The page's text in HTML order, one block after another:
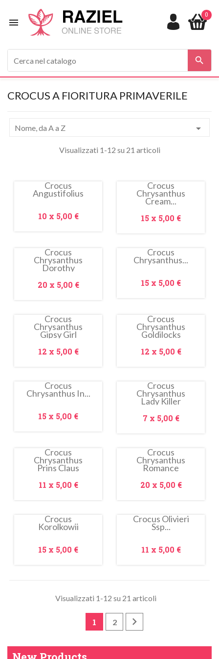

0

CROCUS A FIORITURA PRIMAVERILE
Nome, da A a Z 
Visualizzati 1-12 su 21 articoli
Crocus
Angustifolius
Prezzo
10 x 5,00 €
Crocus
Chrysanthus
Cream...
Prezzo
15 x 5,00 €
Crocus
Chrysanthus
Dorothy
Prezzo
20 x 5,00 €
Crocus
Chrysanthus...
Prezzo
15 x 5,00 €
Crocus
Chrysanthus
Gipsy Girl
Prezzo
12 x 5,00 €
Crocus
Chrysanthus
Goldilocks
Prezzo
12 x 5,00 €
Crocus
Chrysanthus In...
Prezzo
15 x 5,00 €
Crocus
Chrysanthus
Lady Killer
Prezzo
7 x 5,00 €
Crocus
Chrysanthus
Prins Claus
Prezzo
11 x 5,00 €
Crocus
Chrysanthus
Romance
Prezzo
20 x 5,00 €
Crocus
Korolkowii
Prezzo
15 x 5,00 €
Crocus Olivieri
Ssp...
Prezzo
11 x 5,00 €
Visualizzati 1-12 su 21 articoli
1 2 